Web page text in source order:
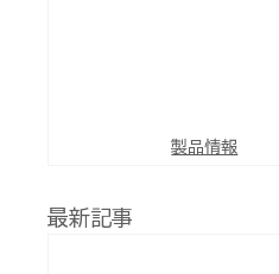
製品情報
最新記事